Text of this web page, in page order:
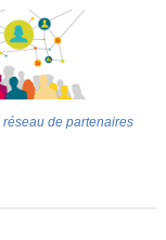
réseau de partenaires